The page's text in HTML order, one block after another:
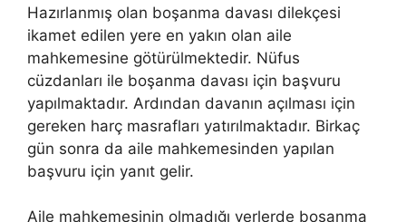
Hazırlanmış olan boşanma davası dilekçesi
ikamet edilen yere en yakın olan aile
mahkemesine götürülmektedir. Nüfus
cüzdanları ile boşanma davası için başvuru
yapılmaktadır. Ardından davanın açılması için
gereken harç masrafları yatırılmaktadır. Birkaç
gün sonra da aile mahkemesinden yapılan
başvuru için yanıt gelir.
Aile mahkemesinin olmadığı yerlerde boşanma